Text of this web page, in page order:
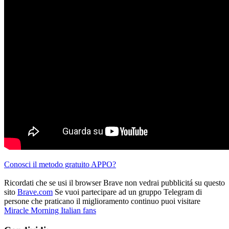
Conosci il metodo gratuito APPO?
Ricordati che se usi il browser Brave non vedrai pubblicitá su questo
sito Brave.com Se vuoi partecipare ad un gruppo Telegram di
persone che praticano il miglioramento continuo puoi visitare
Miracle Morning Italian fans